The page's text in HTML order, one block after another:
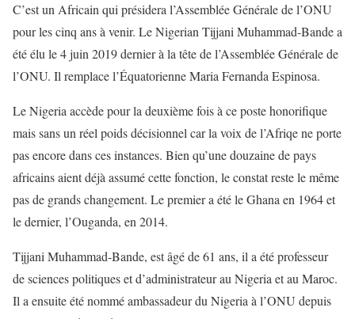
C’est un Africain qui présidera l’Assemblée Générale de l’ONU
pour les cinq ans à venir. Le Nigerian Tijjani Muhammad-Bande a
été élu le 4 juin 2019 dernier à la tête de l’Assemblée Générale de
l’ONU. Il remplace l’Équatorienne Maria Fernanda Espinosa.
Le Nigeria accède pour la deuxième fois à ce poste honorifique
mais sans un réel poids décisionnel car la voix de l’Afriqe ne porte
pas encore dans ces instances. Bien qu’une douzaine de pays
africains aient déjà assumé cette fonction, le constat reste le même
pas de grands changement. Le premier a été le Ghana en 1964 et
le dernier, l’Ouganda, en 2014.
Tijjani Muhammad-Bande, est âgé de 61 ans, il a été professeur
de sciences politiques et d’administrateur au Nigeria et au Maroc.
Il a ensuite été nommé ambassadeur du Nigeria à l’ONU depuis